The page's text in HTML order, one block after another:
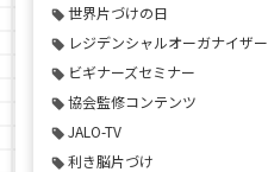
世界片づけの日
レジデンシャルオーガナイザー
ビギナーズセミナー
協会監修コンテンツ
JALO-TV
利き脳片づけ